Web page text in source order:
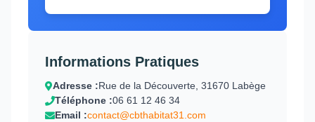
Informations Pratiques
Adresse :Rue de la Découverte, 31670 Labège
Téléphone :06 61 12 46 34
Email :contact@cbthabitat31.com